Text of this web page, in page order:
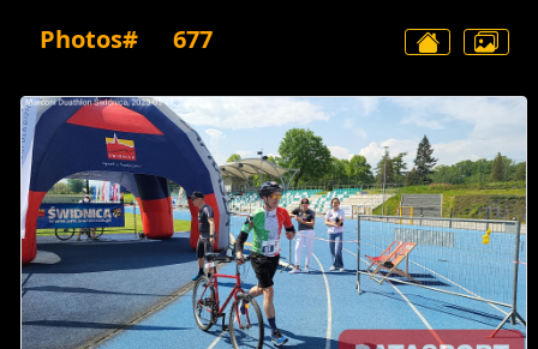
Photos# 677